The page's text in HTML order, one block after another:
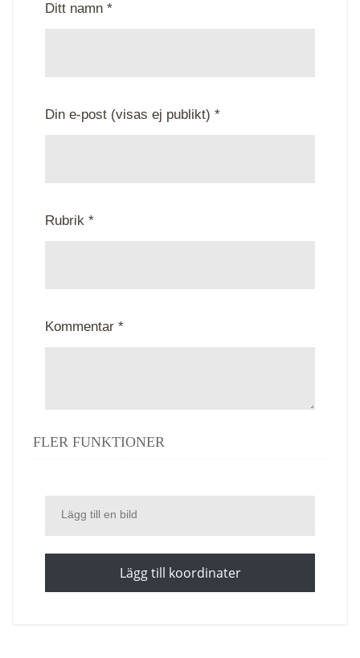
Ditt namn *
Din e-post (visas ej publikt) *
Rubrik *
Kommentar *
FLER FUNKTIONER
Lägg till en bild
Lägg till koordinater